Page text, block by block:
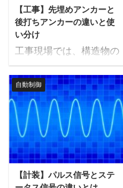
ります。 同期発電機の基
本構造は、回転子と固定
子（ステーター）から成
...
いて解説します。 ショッ
クリレーとは ショックリ
レーとは、機械や装置に
過大なトルクや負荷がか
し、機械を保護するため
に運転を停止させる安全
装置です。 具体的には、
モーターなどの駆動装置
がゴミ噛みなどの予期せ
ぬ過負荷状態になった
時、ショックリレーがそ
の異常を検出して回路を
【工事】先埋めアンカーと
後打ちアンカーの違いと使
い分け
工事現場では、構造物の
固定や設備の設置のため
に「先埋めアンカー」や
「後打ちアンカー」を使
用するのが一般的です。
この記事では先埋めアン
カーと後打ちアンカーの
違いと使い分けについて
解説します。 先埋めアン
カーとは 先埋めアンカー
自動制御
【計装】パルス信号とステ